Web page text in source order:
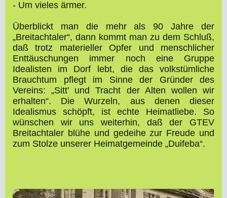
- Um vieles ärmer.
Überblickt man die mehr als 90 Jahre der
„Breitachtaler“, dann kommt man zu dem Schluß,
daß trotz materieller Opfer und menschlicher
Enttäuschungen immer noch eine Gruppe
Idealisten im Dorf lebt, die das volkstümliche
Brauchtum pflegt im Sinne der Gründer des
Vereins: „Sitt’ und Tracht der Alten wollen wir
erhalten“. Die Wurzeln, aus denen dieser
Idealismus schöpft, ist echte Heimatliebe. So
wünschen wir uns weiterhin, daß der GTEV
Breitachtaler blühe und gedeihe zur Freude und
zum Stolze unserer Heimatgemeinde „Duifeba“.